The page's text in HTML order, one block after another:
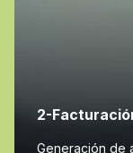
2-
Generación de